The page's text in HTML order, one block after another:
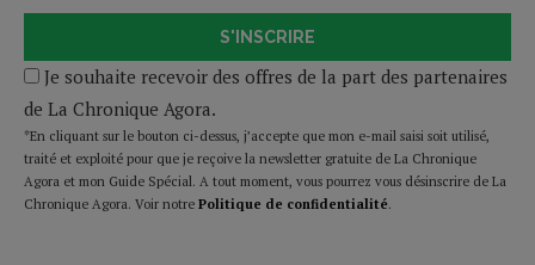
S'INSCRIRE
Je souhaite recevoir des offres de la part des partenaires
de La Chronique Agora.
*En cliquant sur le bouton ci-dessus, j’accepte que mon e-mail saisi soit utilisé,
traité et exploité pour que je reçoive la newsletter gratuite de La Chronique
Agora et mon Guide Spécial. A tout moment, vous pourrez vous désinscrire de La
Chronique Agora. Voir notre Politique de confidentialité.